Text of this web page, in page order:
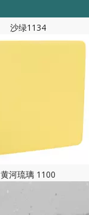
沙绿1134
黄河琉璃 1100